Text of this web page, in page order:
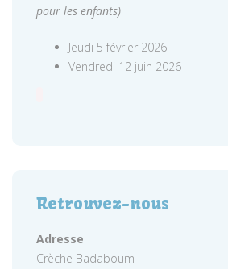
pour les enfants)
Jeudi 5 février 2026
Vendredi 12 juin 2026
Retrouvez-nous
Adresse
Crèche Badaboum